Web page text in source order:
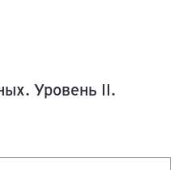
Уровень II.